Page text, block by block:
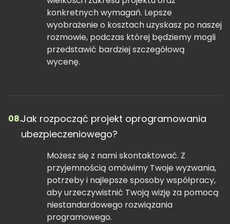
konkretnych wymagań. Lepsze
wyobrażenie o kosztach uzyskasz po naszej
rozmowie, podczas której będziemy mogli
przedstawić bardziej szczegółową
wycenę.
08.Jak rozpocząć projekt oprogramowania
ubezpieczeniowego?
Możesz się z nami skontaktować. Z
przyjemnością omówimy Twoje wyzwania,
potrzeby i najlepsze sposoby współpracy,
aby urzeczywistnić Twoją wizję za pomocą
niestandardowego rozwiązania
programowego.